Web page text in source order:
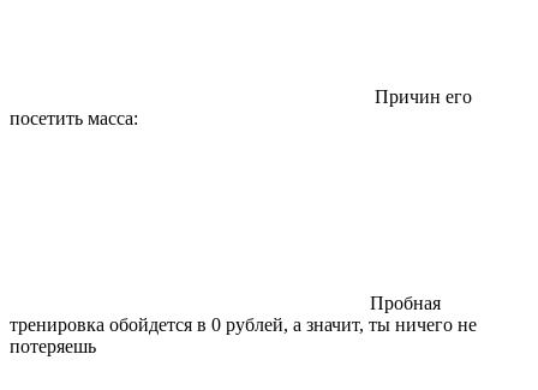
Причин его
посетить масса:
Пробная
тренировка обойдется в 0 рублей, а значит, ты ничего не
потеряешь